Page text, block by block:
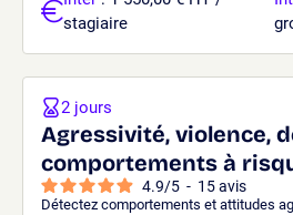
stagiaire
Agressivité, violence,
comportements à
4.9/5 - 15avis
Détectez comportements et attitudes
2 jours